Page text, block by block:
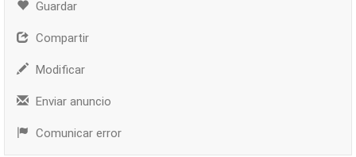
Guardar
Compartir
Modificar
Enviar anuncio
Comunicar error